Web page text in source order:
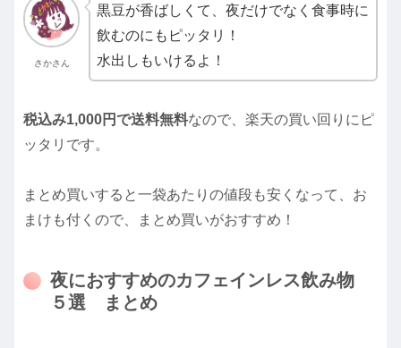
さかさん
黒豆が香ばしくて、夜だけでなく食事時に
飲むのにもピッタリ！
水出しもいけるよ！
税込み1,000円で送料無料なので、楽天の買い回りにピ
ッタリです。
まとめ買いすると一袋あたりの値段も安くなって、お
まけも付くので、まとめ買いがおすすめ！
夜におすすめのカフェインレス飲み物
５選 まとめ